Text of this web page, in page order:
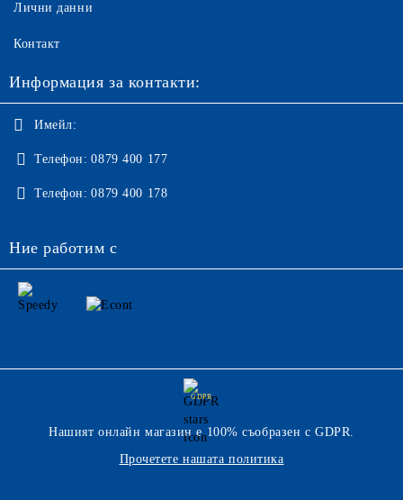
Лични данни
Контакт
Информация за контакти:
Имейл:
Телефон: 0879 400 177
Телефон: 0879 400 178
Ние работим с
GDPR
Нашият онлайн магазин е 100% съобразен с GDPR.
Прочетете нашата политика